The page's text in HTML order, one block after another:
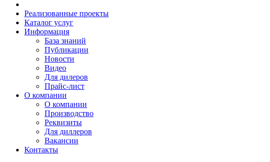
Реализованные проекты
Каталог услуг
Информация
База знаний
Публикации
Новости
Видео
Для дилеров
Прайс-лист
О компании
О компании
Производство
Реквизиты
Для диллеров
Вакансии
Контакты